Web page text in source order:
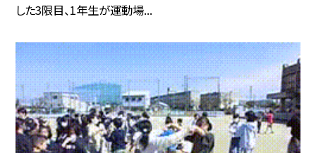
した3限目、1年生が運動場...